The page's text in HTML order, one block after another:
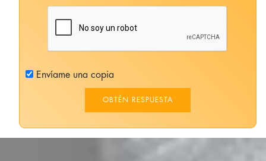
Envíame una copia
OBTÉN RESPUESTA